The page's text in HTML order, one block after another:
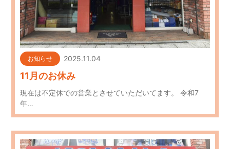
お知らせ 2025.11.04
11月のお休み
現在は不定休での営業とさせていただいてます。 令和7
年…